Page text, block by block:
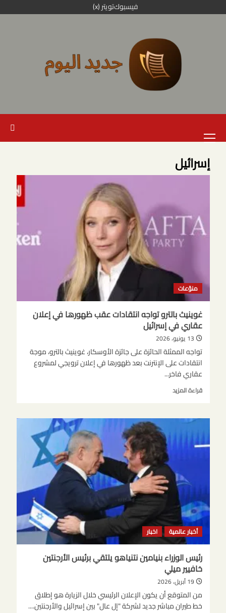
إلى
فيسبوكتويتر (x)
الرئيسية
إسرائيل
منوّعات
غوينيث بالترو تواجه انتقادات عقب ظهورها في إعلان
عقاري في إسرائيل
13 يونيو، 2026
تواجه الممثلة الحائزة على جائزة الأوسكار، غوينيث بالترو، موجة
انتقادات على الإنترنت بعد ظهورها في إعلان ترويجي لمشروع
عقاري فاخر...
قراءة المزيداقرأ
غوينيث
بالترو
تواجه
انتقادات
عقب
ظهورها
في
إعلان
عقاري
إسرائيل
أخبار عالمية
اخبار
رئيس الوزراء بنيامين نتنياهو يلتقي برئيس الأرجنتين
خافيير ميلي
19 أبريل، 2026
من المتوقع أن يكون الإعلان الرئيسي خلال الزيارة هو إطلاق
خط طيران مباشر جديد لشركة "إل عال" بين إسرائيل والأرجنتين....